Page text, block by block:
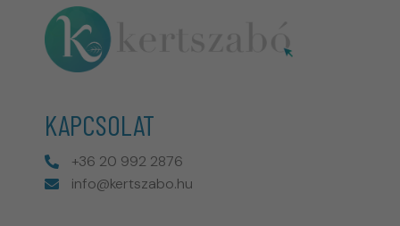
KAPCSOLAT
+36 20 992 2876
info@kertszabo.hu